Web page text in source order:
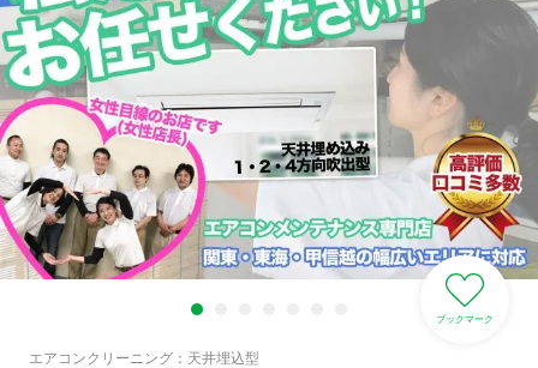
ブックマーク
エアコンクリーニング：天井埋込型